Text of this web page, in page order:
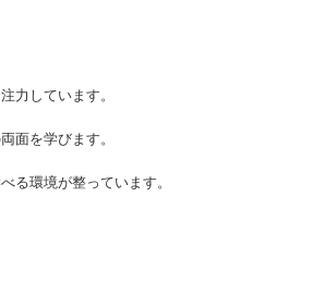
力しています。
面を学びます。
る環境が整っています。